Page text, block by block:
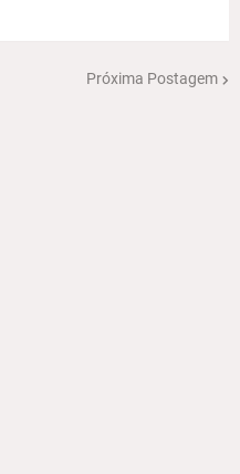
Próxima Postagem